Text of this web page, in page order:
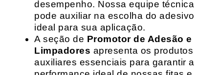
desempenho. Nossa equipe técnica
pode auxiliar na escolha do adesivo
ideal para sua aplicação.
A seção de Promotor de Adesão e
Limpadores apresenta os produtos
auxiliares essenciais para garantir a